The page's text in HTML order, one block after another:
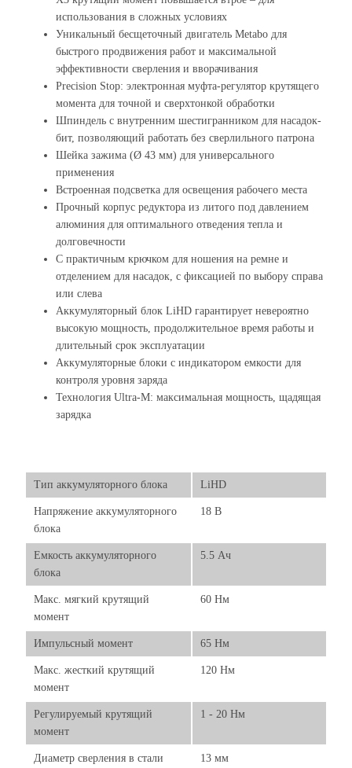
использования в сложных условиях
Уникальный бесщеточный двигатель Metabo для
быстрого продвижения работ и максимальной
эффективности сверления и вворачивания
Precision Stop: электронная муфта-регулятор крутящего
момента для точной и сверхтонкой обработки
Шпиндель с внутренним шестигранником для насадок-
бит, позволяющий работать без сверлильного патрона
Шейка зажима (Ø 43 мм) для универсального
применения
Встроенная подсветка для освещения рабочего места
Прочный корпус редуктора из литого под давлением
алюминия для оптимального отведения тепла и
долговечности
С практичным крючком для ношения на ремне и
отделением для насадок, с фиксацией по выбору справа
или слева
Аккумуляторный блок LiHD гарантирует невероятно
высокую мощность, продолжительное время работы и
длительный срок эксплуатации
Аккумуляторные блоки с индикатором емкости для
контроля уровня заряда
Технология Ultra-M: максимальная мощность, щадящая
зарядка
Тип аккумуляторного блока LiHD
Напряжение аккумуляторного
блока
18 В
Емкость аккумуляторного
блока
5.5 Ач
Макс. мягкий крутящий
момент
60 Нм
Импульсный момент 65 Нм
Макс. жесткий крутящий
момент
120 Нм
Регулируемый крутящий
момент
1 - 20 Нм
Диаметр сверления в стали 13 мм